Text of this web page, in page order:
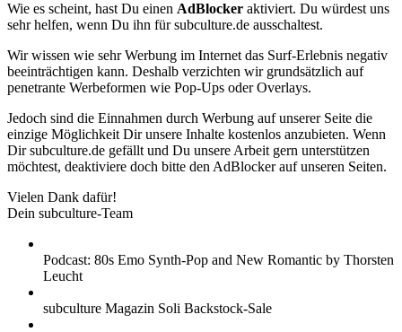
Wie es scheint, hast Du einen AdBlocker aktiviert. Du würdest uns
sehr helfen, wenn Du ihn für subculture.de ausschaltest.
Wir wissen wie sehr Werbung im Internet das Surf-Erlebnis negativ
beeinträchtigen kann. Deshalb verzichten wir grundsätzlich auf
penetrante Werbeformen wie Pop-Ups oder Overlays.
Jedoch sind die Einnahmen durch Werbung auf unserer Seite die
einzige Möglichkeit Dir unsere Inhalte kostenlos anzubieten. Wenn
Dir subculture.de gefällt und Du unsere Arbeit gern unterstützen
möchtest, deaktiviere doch bitte den AdBlocker auf unseren Seiten.
Vielen Dank dafür!
Dein subculture-Team
Podcast: 80s Emo Synth-Pop and New Romantic by Thorsten
Leucht
subculture Magazin Soli Backstock-Sale